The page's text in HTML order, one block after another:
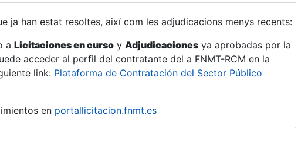
ja han estat resoltes, així com les adjudicacions menys recents:
a Licitaciones en curso y Adjudicaciones ya aprobadas por la
acceder al perfil del contratante del a FNMT-RCM en la
link: Plataforma de Contratación del Sector Público
en portallicitacion.fnmt.es